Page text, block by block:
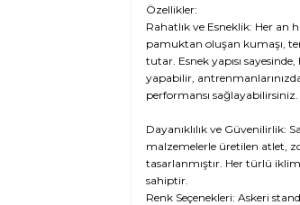
Özellikler:
Rahatlık ve Esneklik: Her an
pamuktan oluşan kumaşı,
tutar. Esnek yapısı
yapabilir,
performansı sağlayabilirsiniz.
Dayanıklılık ve Güvenilirlik:
malzemelerle üretilen atlet,
tasarlanmıştır. Her türlü
sahiptir.
Renk Seçenekleri: Askeri